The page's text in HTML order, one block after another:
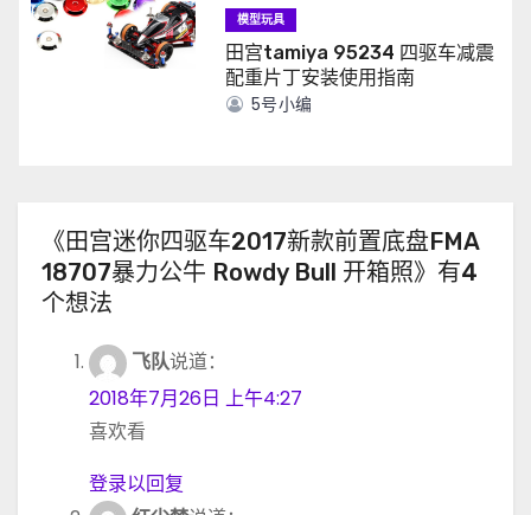
模型玩具
田宫tamiya 95234 四驱车减震
配重片丁安装使用指南
5号小编
《田宫迷你四驱车2017新款前置底盘FMA
18707暴力公牛 Rowdy Bull 开箱照》有4
个想法
飞队说道：
2018年7月26日 上午4:27
喜欢看
登录以回复